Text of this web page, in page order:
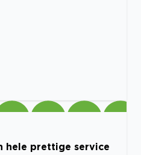
hele prettige service